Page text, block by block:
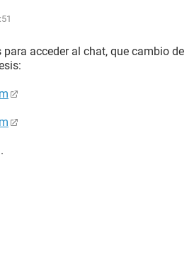
acceder al chat, que cambio de